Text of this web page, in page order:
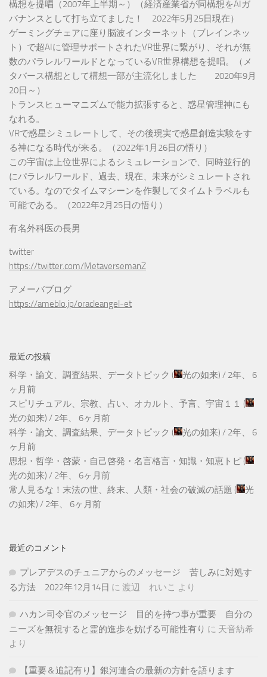
構想を提唱（2007年上半期～）（経済産業省が同構想をAIガ
バナンスとして打ち立てました！ 2022年5月25日現在）
ゲーミングチェアに座り脳波インターネット（ブレインネッ
ト）で超AIに管理サポートされたVR世界に繋がり、それが無
数のパラレルワールドとなっているVR世界構想を提唱。（メ
タバース構想として構想一部が主流化しました 2020年9月
20日～）
トランスヒューマニズムで能力拡張すると、惑星管理神にも
なれる。
VRで惑星シミュレートして、その後現実で惑星創造実験をす
る神になる時代が来る。（2022年1月26日の悟り）
この宇宙は上位世界によるシミュレーションで、同時並行的
にパラレルワールド、過去、現在、未来がシミュレートされ
ている。なのでタイムマシーンを作製してタイムトラベルも
可能である。（2022年2月25日の悟り）
有名外科医の長男
twitter
https://twitter.com/MetaversemanZ
アメーバブログ
https://ameblo.jp/oracleangel-et
最近の投稿
科学・論文、調査結果、データトピック ( 光の如来) / 2年、 6
ヶ月前
スピリチュアル、宗教、占い、オカルト、予言、宇宙１１ (
光の如来) / 2年、 6ヶ月前
科学・論文、調査結果、データトピック ( 光の如来) / 2年、 6
ヶ月前
思想・哲学・啓蒙・自己啓発・名言格言・知識・知恵トピ (
光の如来) / 2年、 6ヶ月前
常人見るな！末法の世、終末、人類・社会の破滅の話題 (
光
の如来) / 2年、 6ヶ月前
最近のコメント
プレアデスのチュニアからのメッセージ 苦しみに対処す
る方法 2022年12月14日 に 渡辺 れいこ より
ハカン司令官のメッセージ 目的を持つ事が重要 自分の
ニーズを無視すると霊的進歩を妨げる可能性有り に 天音紡希
より
【重要＆追記有り】銀河連合の最新の方針を語ります